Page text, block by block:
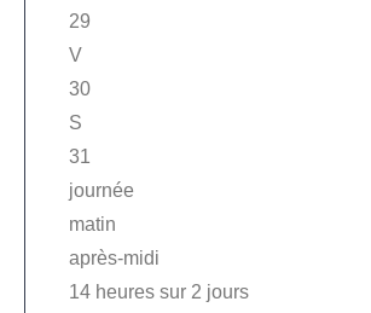
29
V
30
S
31
journée
matin
après-midi
14 heures sur 2 jours